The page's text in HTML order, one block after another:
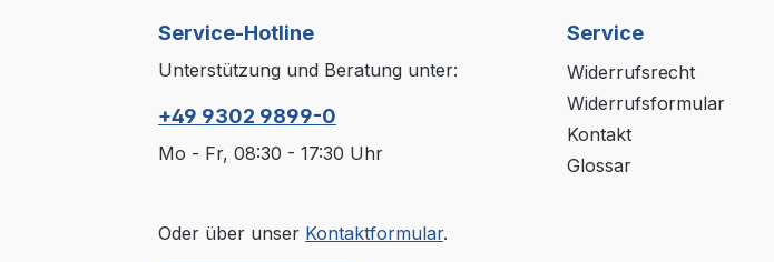
Service-Hotline
Unterstützung und Beratung unter:
+49 9302 9899-0
Mo - Fr, 08:30 - 17:30 Uhr
Oder über unser Kontaktformular.
Service
Widerrufsrecht
Widerrufsformular
Kontakt
Glossar